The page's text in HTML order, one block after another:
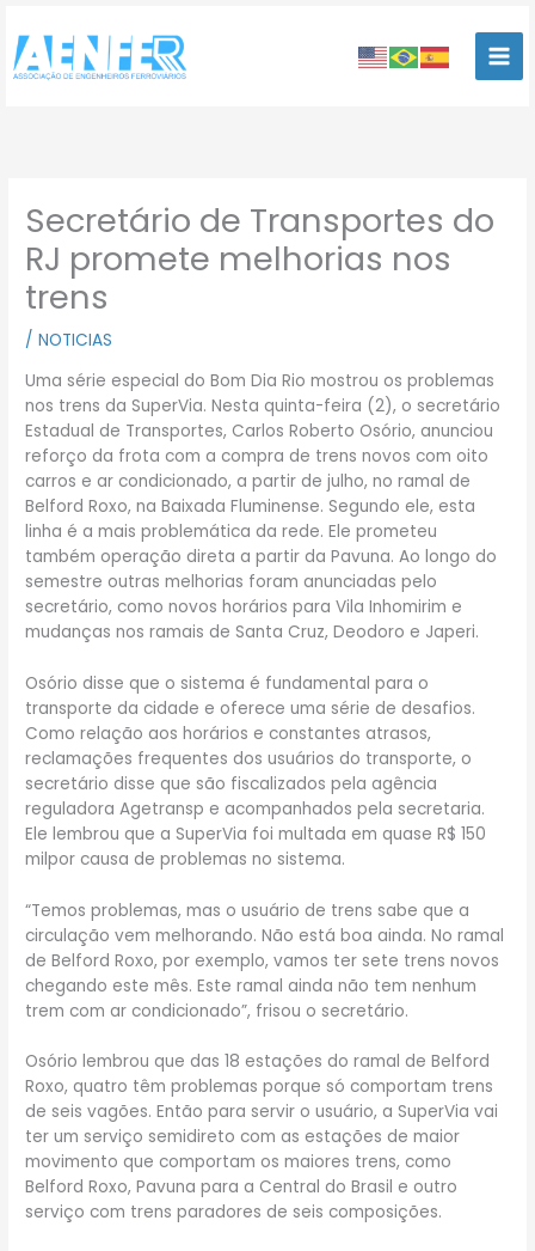
para
conteúdo
Secretário de Transportes do
RJ promete melhorias nos
trens
/NOTICIAS
Uma série especial do Bom Dia Rio mostrou os problemas
nos trens da SuperVia. Nesta quinta-feira (2), o secretário
Estadual de Transportes, Carlos Roberto Osório, anunciou
reforço da frota com a compra de trens novos com oito
carros e ar condicionado, a partir de julho, no ramal de
Belford Roxo, na Baixada Fluminense. Segundo ele, esta
linha é a mais problemática da rede. Ele prometeu
também operação direta a partir da Pavuna. Ao longo do
semestre outras melhorias foram anunciadas pelo
secretário, como novos horários para Vila Inhomirim e
mudanças nos ramais de Santa Cruz, Deodoro e Japeri.
Osório disse que o sistema é fundamental para o
transporte da cidade e oferece uma série de desafios.
Como relação aos horários e constantes atrasos,
reclamações frequentes dos usuários do transporte, o
secretário disse que são fiscalizados pela agência
reguladora Agetransp e acompanhados pela secretaria.
Ele lembrou que a SuperVia foi multada em quase R$ 150
milpor causa de problemas no sistema.
“Temos problemas, mas o usuário de trens sabe que a
circulação vem melhorando. Não está boa ainda. No ramal
de Belford Roxo, por exemplo, vamos ter sete trens novos
chegando este mês. Este ramal ainda não tem nenhum
trem com ar condicionado”, frisou o secretário.
Osório lembrou que das 18 estações do ramal de Belford
Roxo, quatro têm problemas porque só comportam trens
de seis vagões. Então para servir o usuário, a SuperVia vai
ter um serviço semidireto com as estações de maior
movimento que comportam os maiores trens, como
Belford Roxo, Pavuna para a Central do Brasil e outro
serviço com trens paradores de seis composições.